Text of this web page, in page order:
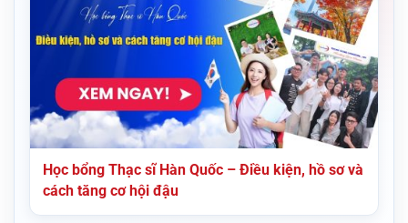
Học bổng Thạc sĩ Hàn Quốc – Điều kiện, hồ sơ và
cách tăng cơ hội đậu